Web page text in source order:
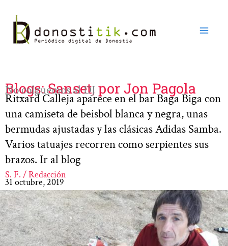
contenido
Blogs: Sanset, por Jon Pagola
No colguemos al DJ
Ritxard Calleja aparece en el bar Baga Biga con
una camiseta de beisbol blanca y negra, unas
bermudas ajustadas y las clásicas Adidas Samba.
Varios tatuajes recorren como serpientes sus
brazos. Ir al blog
S. F. / Redacción
31 octubre, 2019